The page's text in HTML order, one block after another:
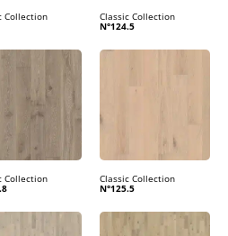
Collection Classic Collection
N°124.5
Collection Classic Collection
N°125.5